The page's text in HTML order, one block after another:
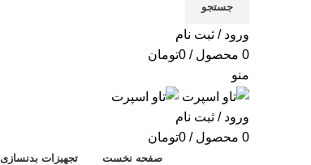
جستجو
ورود / ثبت نام
0 محصول / تومان0
منو
ورود / ثبت نام
0 محصول / تومان0
صفحه نخست تجهیزات بدنسازی